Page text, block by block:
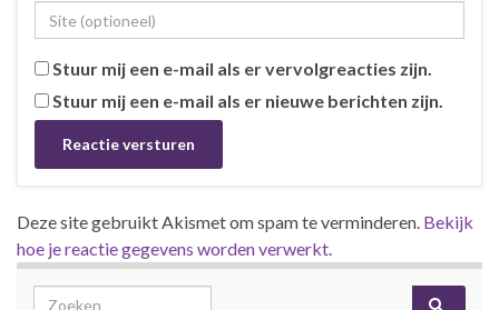
Stuur mij een e-mail als er vervolgreacties zijn.
Stuur mij een e-mail als er nieuwe berichten zijn.
Deze site gebruikt Akismet om spam te verminderen. Bekijk
hoe je reactie gegevens worden verwerkt.
Search for: